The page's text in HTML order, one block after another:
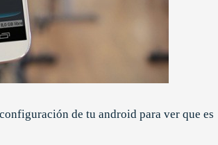
de tu android para ver que es